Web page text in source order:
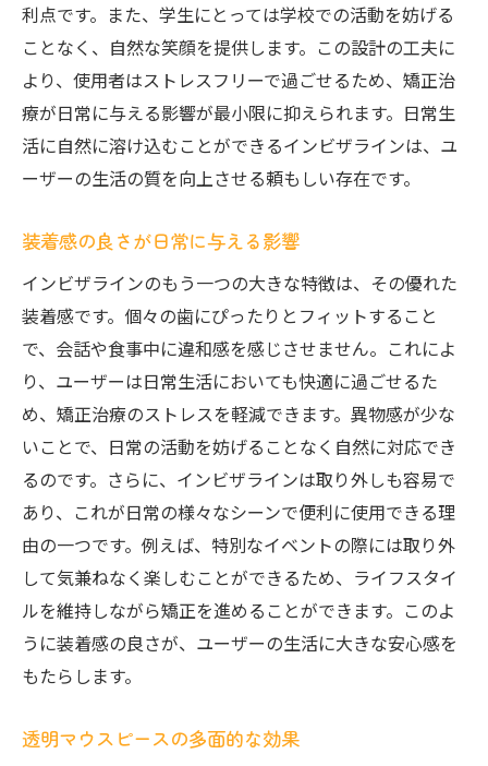
マウスピースによる魅力的な笑顔
自信を引き出すフィット感
インビザラインのデザインが与える心理的
効果
笑顔の健康を支える技術
日常に溶け込むインビザラインの透明デザイン
視覚的に目立たない工夫
日常生活との調和
透明デザインの特長
インビザラインが提供する自然な見た目
生活スタイルに合わせた設計
デザインがもたらす安心感
インビザラインの簡単着脱で保つ口腔衛生
取り外しの簡便さと利便性
歯磨きや食事の際の簡単ケア
衛生状態を保つインビザライン
口腔内の健康維持のサポート
インビザラインがもたらす衛生管理
利点です。また、学生にとっては学校での活動を妨げる
ことなく、自然な笑顔を提供します。この設計の工夫に
より、使用者はストレスフリーで過ごせるため、矯正治
療が日常に与える影響が最小限に抑えられます。日常生
活に自然に溶け込むことができるインビザラインは、ユ
ーザーの生活の質を向上させる頼もしい存在です。
装着感の良さが日常に与える影響
インビザラインのもう一つの大きな特徴は、その優れた
装着感です。個々の歯にぴったりとフィットすること
で、会話や食事中に違和感を感じさせません。これによ
り、ユーザーは日常生活においても快適に過ごせるた
め、矯正治療のストレスを軽減できます。異物感が少な
いことで、日常の活動を妨げることなく自然に対応でき
るのです。さらに、インビザラインは取り外しも容易で
あり、これが日常の様々なシーンで便利に使用できる理
由の一つです。例えば、特別なイベントの際には取り外
して気兼ねなく楽しむことができるため、ライフスタイ
ルを維持しながら矯正を進めることができます。このよ
うに装着感の良さが、ユーザーの生活に大きな安心感を
もたらします。
透明マウスピースの多面的な効果